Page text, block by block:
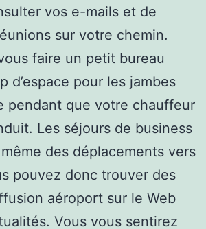
vos e-mails et de
sur votre chemin.
faire un petit bureau
d’espace pour les jambes
pendant que votre chauffeur
Les séjours de business
des déplacements vers
pouvez donc trouver des
aéroport sur le Web
Vous vous sentirez